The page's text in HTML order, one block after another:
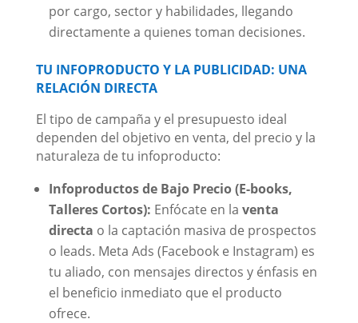
por cargo, sector y habilidades, llegando
directamente a quienes toman decisiones.
TU INFOPRODUCTO Y LA PUBLICIDAD: UNA
RELACIÓN DIRECTA
El tipo de campaña y el presupuesto ideal
dependen del objetivo en venta, del precio y la
naturaleza de tu infoproducto:
Infoproductos de Bajo Precio (E-books,
Talleres Cortos): Enfócate en la venta
directa o la captación masiva de prospectos
o leads. Meta Ads (Facebook e Instagram) es
tu aliado, con mensajes directos y énfasis en
el beneficio inmediato que el producto
ofrece.